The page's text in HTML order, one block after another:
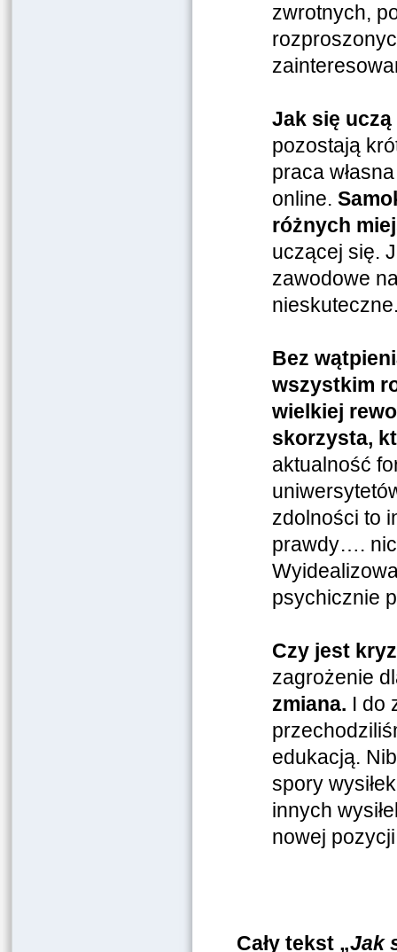
zwrotnych,
Jak się
pozostają
praca
online.
różnych
uczącej się.
zawodowe
Bez
wszystkim
wielkiej
skorzysta,
aktualność
zdolności to
prawdy….
psychicznie
Czy jest
zagrożenie
zmiana. I do
edukacją.
spory
innych
nowej
Cały tekst „Jak